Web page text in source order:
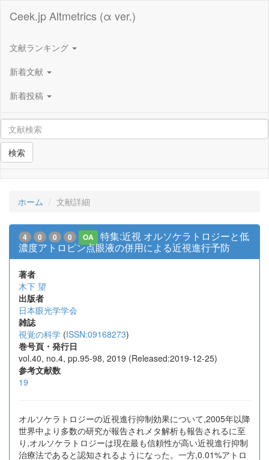
Ceek.jp Altmetrics (α ver.)
文献ランキング
新着文献
新着投稿
検索
ホーム 文献詳細
4 0 0 0 OA
特集:近視 オルソケラトロジーと低
濃度アトロピン点眼液の併用による近視進行予防
著者
木下 望
出版者
日本眼光学学会
雑誌
視覚の科学 (ISSN:09168273)
巻号頁・発行日
vol.40, no.4, pp.95-98, 2019 (Released:2019-12-25)
参考文献数
19
オルソケラトロジーの近視進行抑制効果について,2005年以降
世界中より多数の研究が報告されメタ解析も報告されるに至
り,オルソケラトロジーは現在最も信頼性が高い近視進行抑制
治療法であると認知されるようになった。一方,0.01%アトロ